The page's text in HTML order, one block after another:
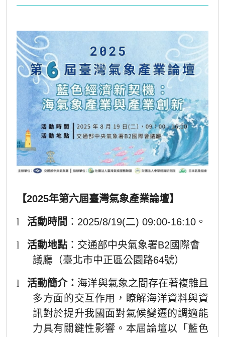
【2025年第六屆臺灣氣象產業論壇】
l 活動時間 ：2025/8/19(二) 09:00-16:10。
l 活動地點 ：交通部中央氣象署B2國際會
議廳（臺北市中正區公園路64號）
l 活動簡介： 海洋與氣象之間存在著複雜且
多方面的交互作用，瞭解海洋資料與資
訊對於提升我國面對氣候變遷的調適能
力具有關鍵性影響。本屆論壇以「藍色